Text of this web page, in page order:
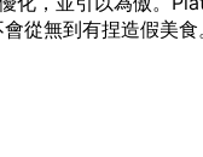
從無到有捏造假美